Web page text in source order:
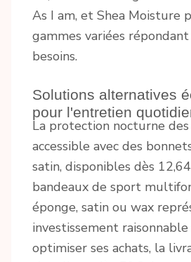
As I am, et Shea Moisture
gammes variées
besoins.
Solutions alternatives
pour l'entretien
La protection nocturne
accessible avec des
satin, disponibles dès
bandeaux de sport
éponge, satin ou wax
investissement
optimiser ses achats, la